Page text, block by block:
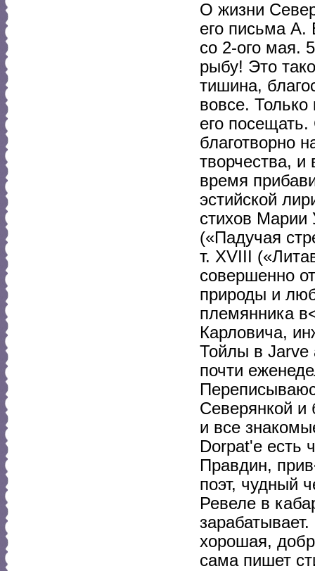
О жизни
его письма А.
со 2-ого мая.
рыбу! Это
тишина,
вовсе.
его
благотворно
творчества, и
время
эстийской
стихов Марии
(«Падучая
т. XVIII
совершенно
природы и
племянника
Карловича,
Тойлы в Jarve
почти
Северянкой
и все
Dorpat'e есть
Правдин,
поэт, чудный
Ревеле в
хорошая,
сама пишет